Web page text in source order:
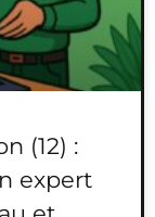
(12) :
expert